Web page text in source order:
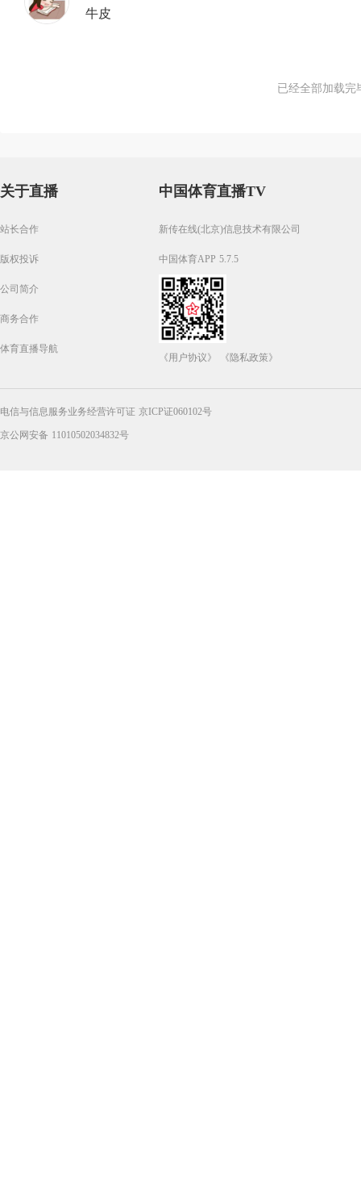
牛皮
已经全部加载完
关于直播
站长合作
版权投诉
公司简介
商务合作
体育直播导航
中国体育直播TV
新传在线(北京)信息技术有限公司
中国体育APP 5.7.5
《用户协议》 《隐私政策》
电信与信息服务业务经营许可证 京ICP证060102号
京公网安备 11010502034832号